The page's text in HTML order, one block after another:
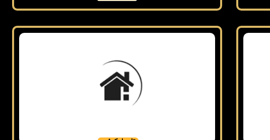
ویلا تریپلکس
شهرک برند
15 میلیارد